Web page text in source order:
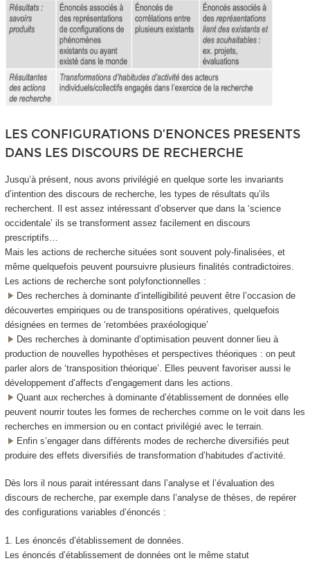
LES CONFIGURATIONS D’ENONCES PRESENTS
DANS LES DISCOURS DE RECHERCHE
Jusqu’à présent, nous avons privilégié en quelque sorte les invariants
d’intention des discours de recherche, les types de résultats qu’ils
recherchent. Il est assez intéressant d’observer que dans la ‘science
occidentale’ ils se transforment assez facilement en discours
prescriptifs…
Mais les actions de recherche situées sont souvent poly-finalisées, et
même quelquefois peuvent poursuivre plusieurs finalités contradictoires.
Les actions de recherche sont polyfonctionnelles :
Des recherches à dominante d’intelligibilité peuvent être l’occasion de
découvertes empiriques ou de transpositions opératives, quelquefois
désignées en termes de ‘retombées praxéologique’
Des recherches à dominante d’optimisation peuvent donner lieu à
production de nouvelles hypothèses et perspectives théoriques : on peut
parler alors de ‘transposition théorique’. Elles peuvent favoriser aussi le
développement d’affects d’engagement dans les actions.
Quant aux recherches à dominante d’établissement de données elle
peuvent nourrir toutes les formes de recherches comme on le voit dans les
recherches en immersion ou en contact privilégié avec le terrain.
Enfin s’engager dans différents modes de recherche diversifiés peut
produire des effets diversifiés de transformation d’habitudes d’activité.
Dès lors il nous parait intéressant dans l’analyse et l’évaluation des
discours de recherche, par exemple dans l’analyse de thèses, de repérer
des configurations variables d’énoncés :
1. Les énoncés d’établissement de données.
Les énoncés d’établissement de données ont le même statut